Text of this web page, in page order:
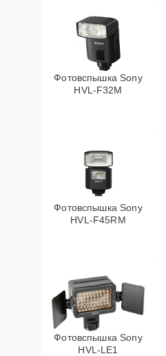
Фотовспышка Sony
HVL-F32M
Фотовспышка Sony
HVL-F45RM
Фотовспышка Sony
HVL-LE1